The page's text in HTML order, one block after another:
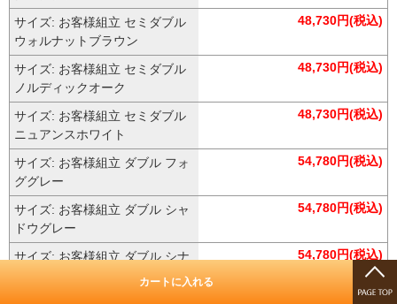
サイズ: お客様組立 セミダブル
ウォルナットブラウン
48,730円(税込)
サイズ: お客様組立 セミダブル
ノルディックオーク
48,730円(税込)
サイズ: お客様組立 セミダブル
ニュアンスホワイト
48,730円(税込)
サイズ: お客様組立 ダブル フォ
ググレー
54,780円(税込)
サイズ: お客様組立 ダブル シャ
ドウグレー
54,780円(税込)
サイズ: お客様組立 ダブル シナ
54,780円(税込)
カートに入れる